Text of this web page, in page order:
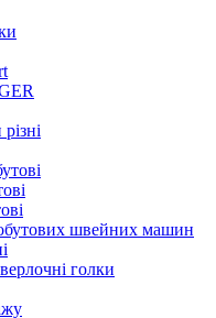
швейних машин
голки